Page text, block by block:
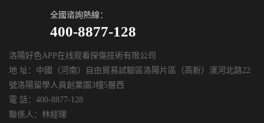
全國谘詢熱線：
400-8877-128
洛陽好色APP在线观看探傷技術有限公司
地 址：中國（河南）自由貿易試驗區洛陽片區（高新）濱河北路22
號洛陽留學人員創業園3幢5層西
電 話：400-8877-128
聯係人：林經理